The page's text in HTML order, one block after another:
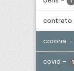
contrato
corona -
covid - 1